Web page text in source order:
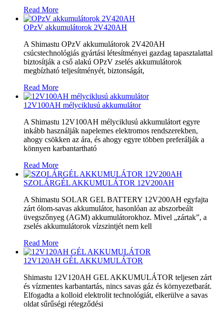
Read More
OPzV akkumulátorok 2V420AH
A Shimastu OPzV akkumulátorok 2V420AH
csúcstechnológiás gyártási létesítményei gazdag tapasztalattal
biztosítják a cső alakú OPzV zselés akkumulátorok
megbízható teljesítményét, biztonságát,
Read More
12V100AH ​​mélyciklusú akkumulátor
A Shimastu 12V100AH ​​mélyciklusú akkumulátort egyre
inkább használják napelemes elektromos rendszerekben,
ahogy csökken az ára, és ahogy egyre többen preferálják a
könnyen karbantartható
Read More
SZOLÁRGÉL AKKUMULÁTOR 12V200AH
A Shimastu SOLAR GEL BATTERY 12V200AH egyfajta
zárt ólom-savas akkumulátor, hasonlóan az abszorbeált
üvegszőnyeg (AGM) akkumulátorokhoz. Mivel „zártak”, a
zselés akkumulátorok vízszintjét nem kell
Read More
12V120AH GÉL AKKUMULÁTOR
Shimastu 12V120AH GEL AKKUMULÁTOR teljesen zárt
és vízmentes karbantartás, nincs savas gáz és környezetbarát.
Elfogadta a kolloid elektrolit technológiát, elkerülve a savas
oldat sűrűségi rétegződési